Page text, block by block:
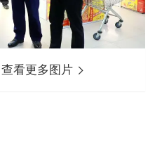
看更多图片